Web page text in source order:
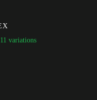
variations